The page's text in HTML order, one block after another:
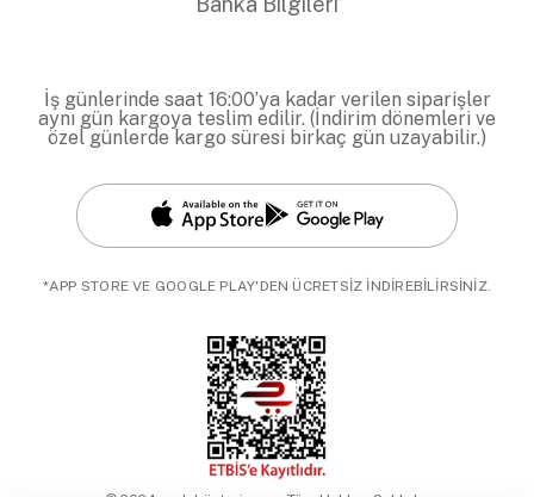
İş günlerinde saat 16:00’ya kadar verilen siparişler
aynı gün kargoya teslim edilir. (İndirim dönemleri ve
özel günlerde kargo süresi birkaç gün uzayabilir.)
*APP STORE VE GOOGLE PLAY'DEN ÜCRETSİZ İNDİREBİLİRSİNİZ.